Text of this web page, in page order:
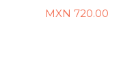
720.00